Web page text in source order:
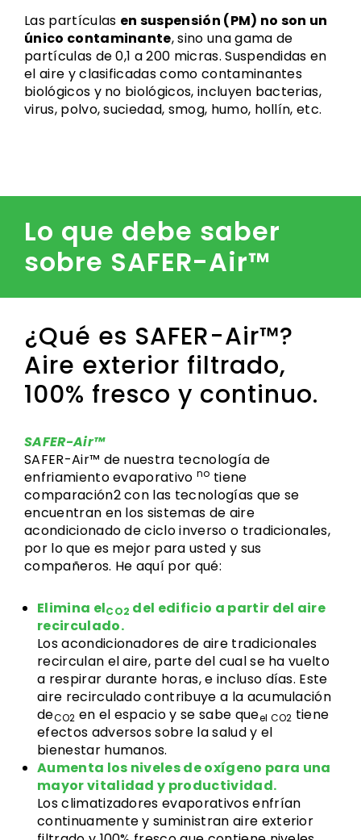
Las partículas en suspensión (PM) no son un
único contaminante, sino una gama de
partículas de 0,1 a 200 micras. Suspendidas en
el aire y clasificadas como contaminantes
biológicos y no biológicos, incluyen bacterias,
virus, polvo, suciedad, smog, humo, hollín, etc.
Lo que debe saber
sobre SAFER-Air™
¿Qué es SAFER-Air™?
Aire exterior filtrado,
100% fresco y continuo.
SAFER-Air™
SAFER-Air™ de nuestra tecnología de
enfriamiento evaporativono tiene
comparación2 con las tecnologías que se
encuentran en los sistemas de aire
acondicionado de ciclo inverso o tradicionales,
por lo que es mejor para usted y sus
compañeros. He aquí por qué:
Elimina elCO2 del edificio a partir del aire
recirculado.
Los acondicionadores de aire tradicionales
recirculan el aire, parte del cual se ha vuelto
a respirar durante horas, e incluso días. Este
aire recirculado contribuye a la acumulación
deCO2 en el espacio y se sabe queel CO2 tiene
efectos adversos sobre la salud y el
bienestar humanos.
Aumenta los niveles de oxígeno para una
mayor vitalidad y productividad.
Los climatizadores evaporativos enfrían
continuamente y suministran aire exterior